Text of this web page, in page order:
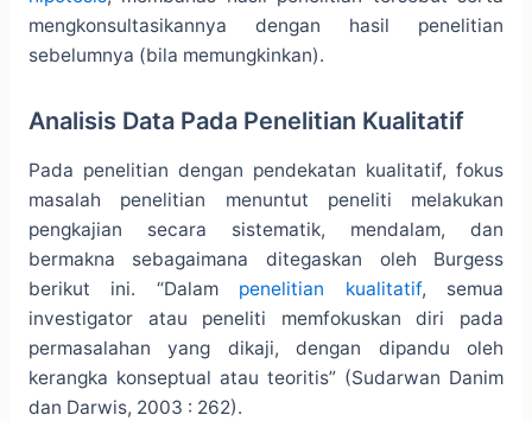
mengkonsultasikannya dengan hasil penelitian
sebelumnya (bila memungkinkan).
Analisis Data Pada Penelitian Kualitatif
Pada penelitian dengan pendekatan kualitatif, fokus
masalah penelitian menuntut peneliti melakukan
pengkajian secara sistematik, mendalam, dan
bermakna sebagaimana ditegaskan oleh Burgess
berikut ini. “Dalam penelitian kualitatif, semua
investigator atau peneliti memfokuskan diri pada
permasalahan yang dikaji, dengan dipandu oleh
kerangka konseptual atau teoritis” (Sudarwan Danim
dan Darwis, 2003 : 262).